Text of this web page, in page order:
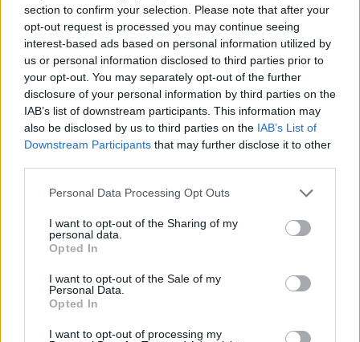
section to confirm your selection. Please note that after your
opt-out request is processed you may continue seeing
interest-based ads based on personal information utilized by
us or personal information disclosed to third parties prior to
your opt-out. You may separately opt-out of the further
disclosure of your personal information by third parties on the
IAB’s list of downstream participants. This information may
also be disclosed by us to third parties on the IAB’s List of
Downstream Participants that may further disclose it to other
Personal Data Processing Opt Outs
I want to opt-out of the Sharing of my
personal data.
Opted In
I want to opt-out of the Sale of my
Personal Data.
Opted In
I want to opt-out of processing my
Neověřený profil
Tento uživatel zatím neprokázal svou identitu ověřovací
fotografií. U neověřených profilů nelze zaručit, že fotografie a
údaje odpovídají skutečné osobě.
Věk: ??
Země:
Kontakt
Napsat uživateli vzkaz
Informace o profilu a chatu
Naposledy aktivní: 15.05.2024 20:45
Profil zobrazen: 1437x